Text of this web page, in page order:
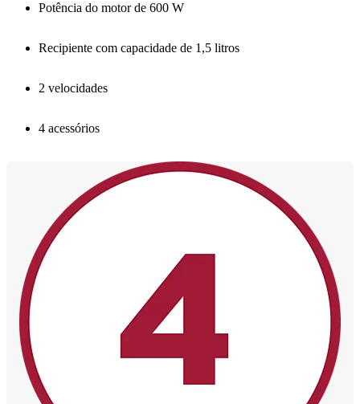
Potência do motor de 600 W
Recipiente com capacidade de 1,5 litros
2 velocidades
4 acessórios